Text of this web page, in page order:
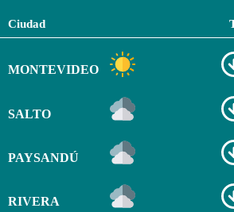
Ciudad
MONTEVIDEO
SALTO
PAYSANDÚ
RIVERA